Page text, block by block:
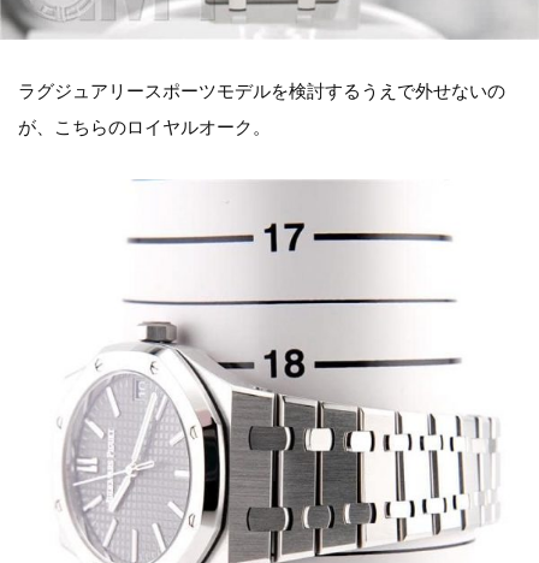
ラグジュアリースポーツモデルを検討するうえで外せないの
が、こちらのロイヤルオーク。